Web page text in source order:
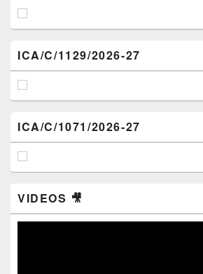
ICA/C/1129/2026-27
ICA/C/1071/2026-27
VIDEOS 🎥